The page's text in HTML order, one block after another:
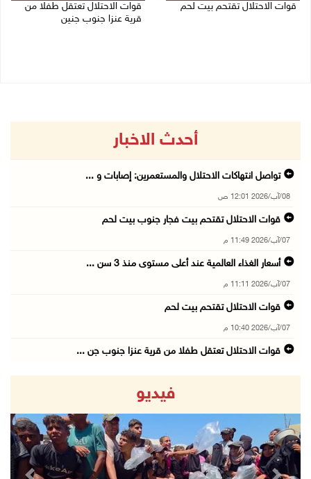
قوات الاحتلال تقتحم بيت لحم
قوات الاحتلال تعتقل طفلا من
قرية عنزا جنوب جنين
أحدث الاخبار
تواصل انتهاكات الاحتلال والمستعمرين: إصابات و ...
08/آب/2026 12:01 ص
قوات الاحتلال تقتحم بيت فجار جنوب بيت لحم
07/آب/2026 11:49 م
أسعار الغذاء العالمية عند أعلى مستوى منذ 3 سن ...
07/آب/2026 11:11 م
قوات الاحتلال تقتحم بيت لحم
07/آب/2026 10:40 م
قوات الاحتلال تعتقل طفلا من قرية عنزا جنوب جن ...
قوات الاحتلال تغلق مداخل يعبد جنوب غرب جنين
07/آب/2026 10:15 م
الاحتلال يعيق تنقل المواطنين ويقتحم بلدات شرق ...
07/آب/2026 08:52 م
فيديو